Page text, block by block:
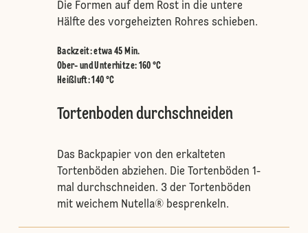
Die Formen auf dem Rost in die untere
Hälfte des vorgeheizten Rohres schieben.
Backzeit: etwa 45 Min.
Ober- und Unterhitze: 160 °C
Heißluft:140 °C
Tortenboden durchschneiden
Das Backpapier von den erkalteten
Tortenböden abziehen. Die Tortenböden 1-
mal durchschneiden. 3 der Tortenböden
mit weichem Nutella® besprenkeln.